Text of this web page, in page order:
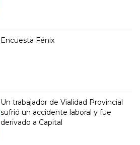
Encuesta Fénix
Un trabajador de Vialidad Provincial
sufrió un accidente laboral y fue
derivado a Capital